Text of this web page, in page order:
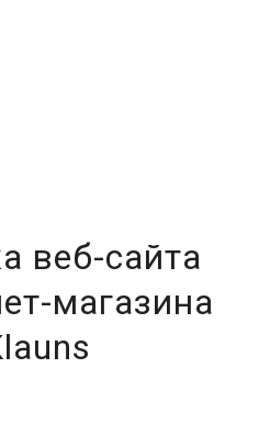
веб-сайта
магазина